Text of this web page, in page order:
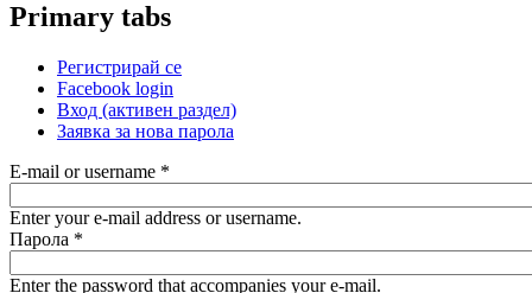
Primary tabs
Регистрирай се
Facebook login
Вход (активен раздел)
Заявка за нова парола
E-mail or username *
Enter your e-mail address or username.
Парола *
Enter the password that accompanies your e-mail.